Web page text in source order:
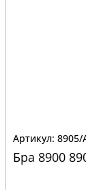
8905/
Бра 8900